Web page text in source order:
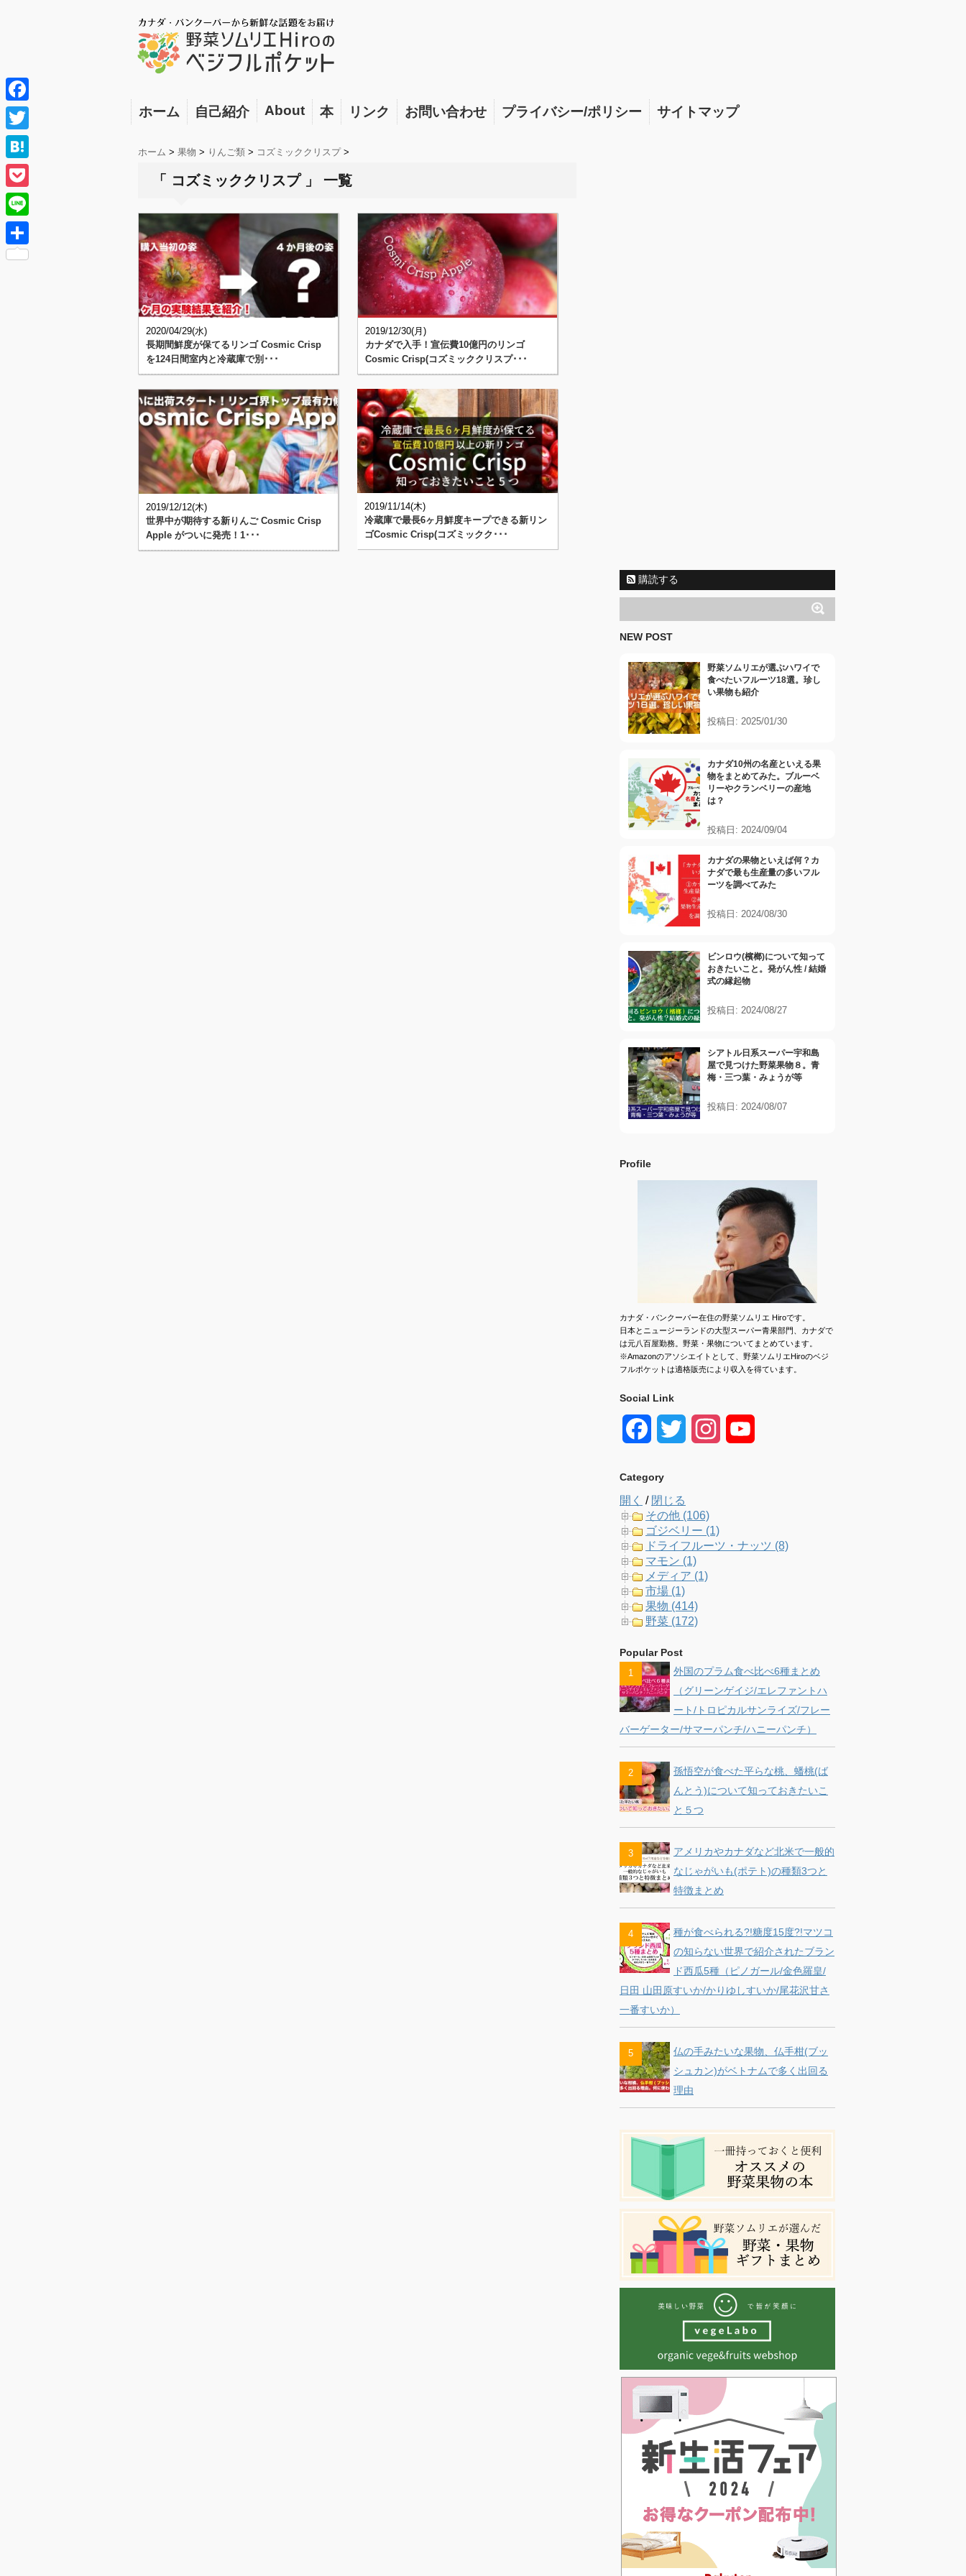
ホーム 自己紹介 About 本 リンク お問い合わせ プライバシー/ポリシー サイトマップ
ホーム > 果物 > りんご類 > コズミッククリスプ >
「 コズミッククリスプ 」 一覧
2020/04/29(水)
長期間鮮度が保てるリンゴ Cosmic Crisp
を124日間室内と冷蔵庫で別･･･
2019/12/30(月)
カナダで入手！宣伝費10億円のリンゴ
Cosmic Crisp(コズミッククリスプ･･･
2019/12/12(木)
世界中が期待する新りんご Cosmic Crisp
Apple がついに発売！1･･･
2019/11/14(木)
冷蔵庫で最長6ヶ月鮮度キープできる新リン
ゴCosmic Crisp(コズミックク･･･
購読する
NEW POST
野菜ソムリエが選ぶハワイで
食べたいフルーツ18選。珍し
い果物も紹介
投稿日: 2025/01/30
カナダ10州の名産といえる果
物をまとめてみた。ブルーベ
リーやクランベリーの産地
は？
投稿日: 2024/09/04
カナダの果物といえば何？カ
ナダで最も生産量の多いフル
ーツを調べてみた
投稿日: 2024/08/30
ビンロウ(檳榔)について知って
おきたいこと。発がん性 / 結婚
式の縁起物
投稿日: 2024/08/27
シアトル日系スーパー宇和島
屋で見つけた野菜果物８。青
梅・三つ葉・みょうが等
投稿日: 2024/08/07
Profile
カナダ・バンクーバー在住の野菜ソムリエ Hiroです。
日本とニュージーランドの大型スーパー青果部門、カナダで
は元八百屋勤務。野菜・果物についてまとめています。
※Amazonのアソシエイトとして、野菜ソムリエHiroのベジ
フルポケットは適格販売により収入を得ています。
Social Link
e
b
o
o
k
t
t
e
a u
a
n
n
e
Category
開く / 閉じる
その他 (106)
ゴジベリー (1)
ドライフルーツ・ナッツ (8)
マモン (1)
メディア (1)
市場 (1)
果物 (414)
野菜 (172)
Popular Post
外国のプラム食べ比べ6種まとめ
（グリーンゲイジ/エレファントハ
ート/トロピカルサンライズ/フレー
バーゲーター/サマーパンチ/ハニーパンチ）
孫悟空が食べた平らな桃、蟠桃(ば
んとう)について知っておきたいこ
と５つ
アメリカやカナダなど北米で一般的
なじゃがいも(ポテト)の種類3つと
特徴まとめ
種が食べられる?!糖度15度?!マツコ
の知らない世界で紹介されたブラン
ド西瓜5種（ピノガール/金色羅皇/
日田 山田原すいか/かりゆしすいか/尾花沢甘さ
一番すいか）
仏の手みたいな果物、仏手柑(ブッ
シュカン)がベトナムで多く出回る
理由
F
a
c
e
b
o
o
T
w
i
e
H
a
t
e
n
P
o
c
L
i共